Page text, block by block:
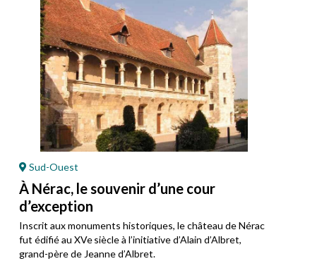
Sud-Ouest
À Nérac, le souvenir d’une cour
d’exception
Inscrit aux monuments historiques, le château de Nérac
fut édifié au XVe siècle à l’initiative d’Alain d’Albret,
grand-père de Jeanne d’Albret.